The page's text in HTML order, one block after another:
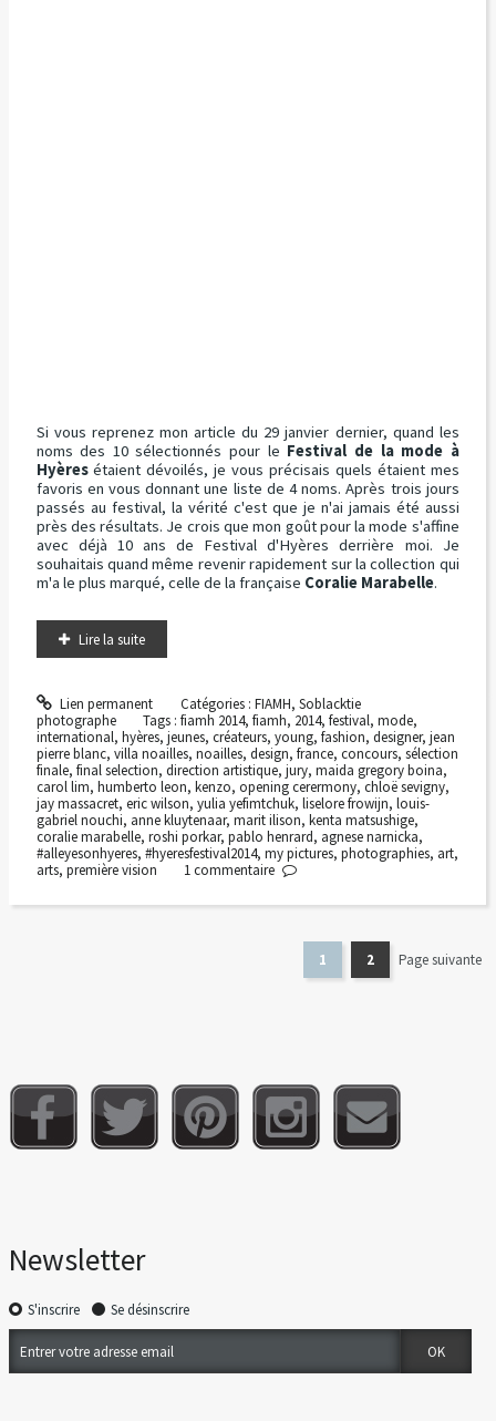
Si vous reprenez mon article du 29 janvier dernier, quand les
noms des 10 sélectionnés pour le Festival de la mode à
Hyèresétaient dévoilés, je vous précisais quels étaient mes
favoris en vous donnant une liste de 4 noms. Après trois jours
passés au festival, la vérité c'est que je n'ai jamais été aussi
près des résultats. Je crois que mon goût pour la mode s'affine
avec déjà 10 ans de Festival d'Hyères derrière moi. Je
souhaitais quand même revenir rapidement sur la collection qui
m'a le plus marqué, celle de la française Coralie Marabelle.
Lire la suite
Lien permanent Catégories : FIAMH, Soblacktie
photographe
Tags :fiamh 2014,fiamh, 2014,festival,mode,
international, hyères, jeunes, créateurs, young, fashion, designer, jean
pierre blanc, villa noailles, noailles, design, france, concours, sélection
finale, final selection, direction artistique, jury, maida gregory boina,
carol lim, humberto leon, kenzo, opening cerermony, chloë sevigny,
jay massacret, eric wilson, yulia yefimtchuk, liselore frowijn, louis-
gabriel nouchi, anne kluytenaar, marit ilison, kenta matsushige,
coralie marabelle, roshi porkar, pablo henrard, agnese narnicka,
#alleyesonhyeres, #hyeresfestival2014, my pictures, photographies, art,
arts, première vision 1commentaire
1 2 Page suivante
Newsletter
S'inscrire Se désinscrire